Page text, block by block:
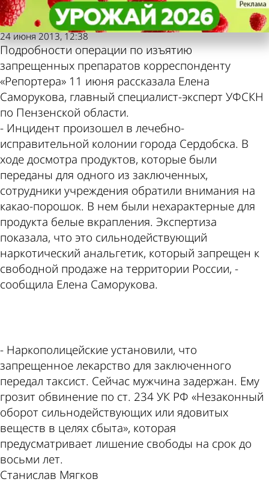
Таксист пытался передать
наркотики заключенным
Репортер
24 июня 2013, 12:38
Подробности операции по изъятию
запрещенных препаратов корреспонденту
«Репортера» 11 июня рассказала Елена
Саморукова, главный специалист-эксперт УФСКН
по Пензенской области.
- Инцидент произошел в лечебно-
исправительной колонии города Сердобска. В
ходе досмотра продуктов, которые были
переданы для одного из заключенных,
сотрудники учреждения обратили внимания на
какао-порошок. В нем были нехарактерные для
продукта белые вкрапления. Экспертиза
показала, что это сильнодействующий
наркотический анальгетик, который запрещен к
свободной продаже на территории России, -
сообщила Елена Саморукова.
- Наркополицейские установили, что
запрещенное лекарство для заключенного
передал таксист. Сейчас мужчина задержан. Ему
грозит обвинение по ст. 234 УК РФ «Незаконный
оборот сильнодействующих или ядовитых
веществ в целях сбыта», которая
предусматривает лишение свободы на срок до
восьми лет.
Станислав Мягков
Таксист пытался передать
наркотики заключенным
Репортер
Также пресса пишет
по этой теме
Погода и курсы валют
в Пензе